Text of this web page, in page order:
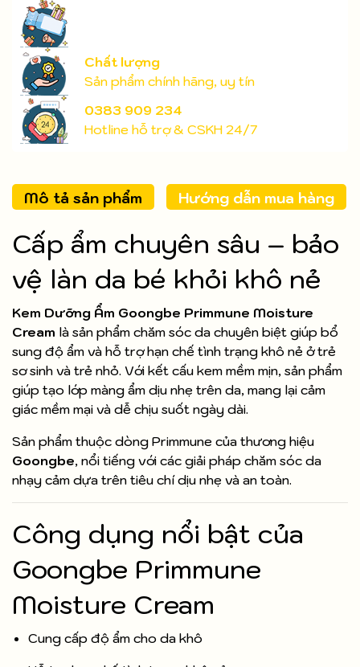
Chất lượng
Sản phẩm chính hãng, uy tín
0383 909 234
Hotline hỗ trợ & CSKH 24/7
Mô tả sản phẩm Hướng dẫn mua hàng
Cấp ẩm chuyên sâu – bảo
vệ làn da bé khỏi khô nẻ
Kem Dưỡng Ẩm Goongbe Primmune Moisture
Cream là sản phẩm chăm sóc da chuyên biệt giúp bổ
sung độ ẩm và hỗ trợ hạn chế tình trạng khô nẻ ở trẻ
sơ sinh và trẻ nhỏ. Với kết cấu kem mềm mịn, sản phẩm
giúp tạo lớp màng ẩm dịu nhẹ trên da, mang lại cảm
giác mềm mại và dễ chịu suốt ngày dài.
Sản phẩm thuộc dòng Primmune của thương hiệu
Goongbe, nổi tiếng với các giải pháp chăm sóc da
nhạy cảm dựa trên tiêu chí dịu nhẹ và an toàn.
Công dụng nổi bật của
Goongbe Primmune
Moisture Cream
Cung cấp độ ẩm cho da khô